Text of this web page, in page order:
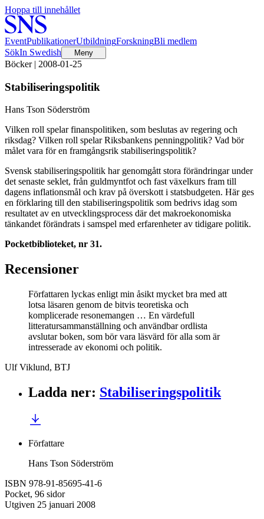
Hoppa till innehållet
EventPublikationerUtbildningForskningBli medlem
SökIn Swedish Meny
Böcker | 2008-01-25
Stabiliseringspolitik
Hans Tson Söderström
Vilken roll spelar finanspolitiken, som beslutas av regering och
riksdag? Vilken roll spelar Riksbankens penningpolitik? Vad bör
målet vara för en framgångsrik stabiliseringspolitik?
Svensk stabiliseringspolitik har genomgått stora förändringar under
det senaste seklet, från guldmyntfot och fast växelkurs fram till
dagens inflationsmål och krav på överskott i statsbudgeten. Här ges
en förklaring till den stabiliseringspolitik som bedrivs idag som
resultatet av en utvecklingsprocess där det makroekonomiska
tänkandet förändrats i samspel med erfarenheter av tidigare politik.
Pocketbiblioteket, nr 31.
Recensioner
Författaren lyckas enligt min åsikt mycket bra med att
lotsa läsaren genom de bitvis teoretiska och
komplicerade resonemangen … En värdefull
litteratursammanställning och användbar ordlista
avslutar boken, som bör vara läsvärd för alla som är
intresserade av ekonomi och politik.
Ulf Viklund, BTJ
Ladda ner: Stabiliseringspolitik
Författare
Hans Tson Söderström
ISBN 978-91-85695-41-6
Pocket, 96 sidor
Utgiven 25 januari 2008